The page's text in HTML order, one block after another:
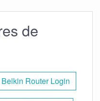
de
Belkin Router Login